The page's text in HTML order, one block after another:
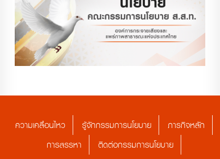
ความเคลื่อนไหว รู้จักกรรมการนโยบาย
ภารกิจหลัก
การสรรหา
ติดต่อกรรมการนโยบาย